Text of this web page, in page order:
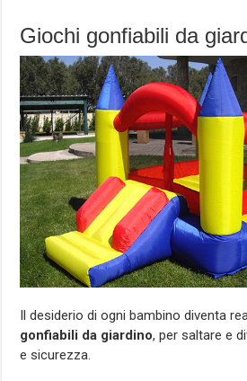
Giochi gonfiabili da
Il desiderio di ogni bambino diventa
gonfiabili da giardino, per saltare e
e sicurezza.